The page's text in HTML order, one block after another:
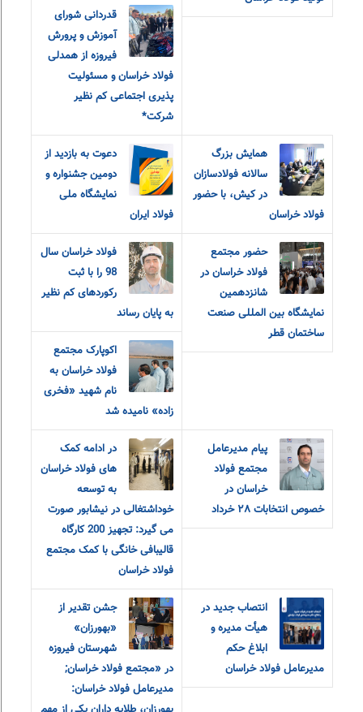
قدردانی شورای
آموزش و‌ پرورش
فیروزه از همدلی
فولاد خراسان و مسئولیت
پذیری اجتماعی کم نظیر
شرکت*
همایش بزرگ
سالانه فولادسازان
در کیش، با حضور
فولاد خراسان
دعوت به بازدید از
دومین جشنواره و
نمایشگاه ملی
فولاد ایران
حضور مجتمع
فولاد خراسان در
شانزدهمین
نمایشگاه بین المللی صنعت
ساختمان قطر
فولاد خراسان سال
98 را با ثبت
رکوردهای کم نظیر
به پایان رساند
اکوپارک مجتمع
فولاد خراسان به
نام شهید «فخری
زاده» نامیده شد
پیام مدیرعامل
مجتمع فولاد
خراسان در
خصوص انتخابات ٢٨ خرداد
در ادامه کمک
های فولاد خراسان
به توسعه
خوداشتغالی در نیشابور صورت
می گیرد: تجهیز 200 کارگاه
قالیبافی خانگی با کمک مجتمع
فولاد خراسان
انتصاب جدید در
هیأت مدیره و
ابلاغ حکم
مدیرعامل فولاد خراسان
جشن تقدیر از
«بهورزان»
شهرستان فیروزه
در «مجتمع فولاد خراسان;
مدیرعامل فولاد خراسان: